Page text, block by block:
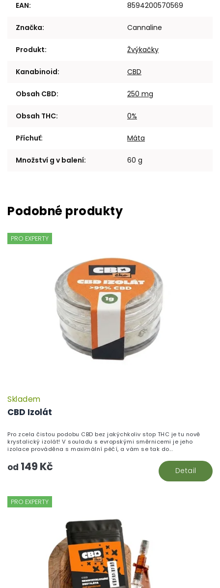
EAN: 8594200570569
Značka: Cannaline
Produkt: Žvýkačky
Kanabinoid: CBD
Obsah CBD: 250 mg
Obsah THC: 0%
Příchuť: Máta
Množství g v balení: 60 g
PRO EXPERTY
CBD Izolát
Skladem
od 149 Kč Detail
Pro zcela čistou podobu CBD bez jakýchkoliv stop THC je tu nově
krystalický izolát! V souladu s evropskými směrnicemi je jeho
izolace prováděna s maximální péčí, a vám se tak do...
PRO EXPERTY